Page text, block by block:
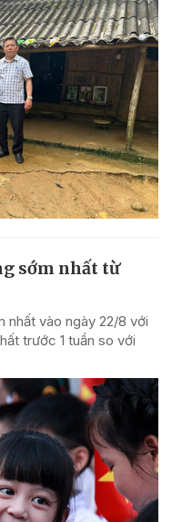
sớm nhất từ
nhất vào ngày 22/8 với
trước 1 tuần so với